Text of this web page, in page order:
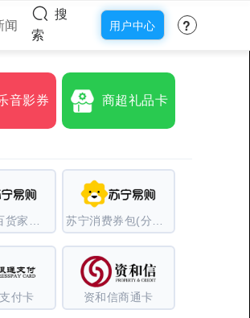
闻
搜
索
用户中心 ?
音影券 商超礼品卡
付卡 资和信商通卡